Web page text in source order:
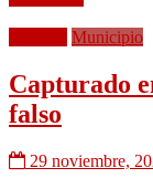
Municipio
Capturado
falso
29 noviembre,